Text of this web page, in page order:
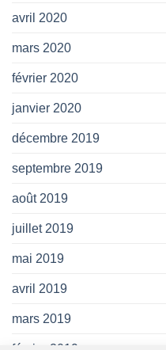
avril 2020
mars 2020
février 2020
janvier 2020
décembre 2019
septembre 2019
août 2019
juillet 2019
mai 2019
avril 2019
mars 2019